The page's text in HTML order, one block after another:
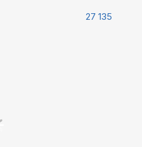
27 135